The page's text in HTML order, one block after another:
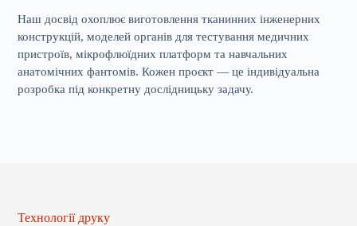
Наш досвід охоплює виготовлення тканинних інженерних
конструкцій, моделей органів для тестування медичних
пристроїв, мікрофлюїдних платформ та навчальних
анатомічних фантомів. Кожен проєкт — це індивідуальна
розробка під конкретну дослідницьку задачу.
Технології друку